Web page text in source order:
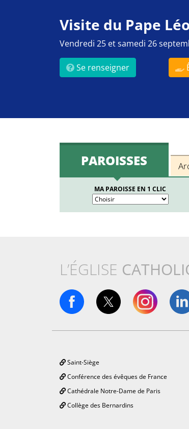
Visite du Pape
Vendredi 25 et samedi 26
Se renseigner
PAROISSES
MA PAROISSE EN 1 CLIC
L’ÉGLISE
Saint-Siège
Conférence des évêques de France
Cathédrale Notre-Dame de Paris
Collège des Bernardins